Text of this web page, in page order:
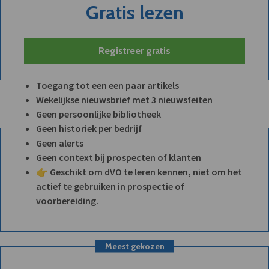
Gratis lezen
Registreer gratis
Toegang tot een een paar artikels
Wekelijkse nieuwsbrief met 3 nieuwsfeiten
Geen persoonlijke bibliotheek
Geen historiek per bedrijf
Geen alerts
Geen context bij prospecten of klanten
👉 Geschikt om dVO te leren kennen, niet om het
actief te gebruiken in prospectie of
voorbereiding.
Meest gekozen